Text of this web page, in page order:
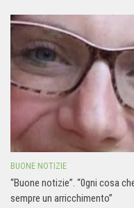
BUONE NOTIZIE
“Buone notizie”. “0gni cosa
sempre un arricchimento”